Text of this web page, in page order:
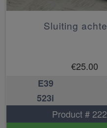
Sluiting
€25.00
E39
523i
Product #